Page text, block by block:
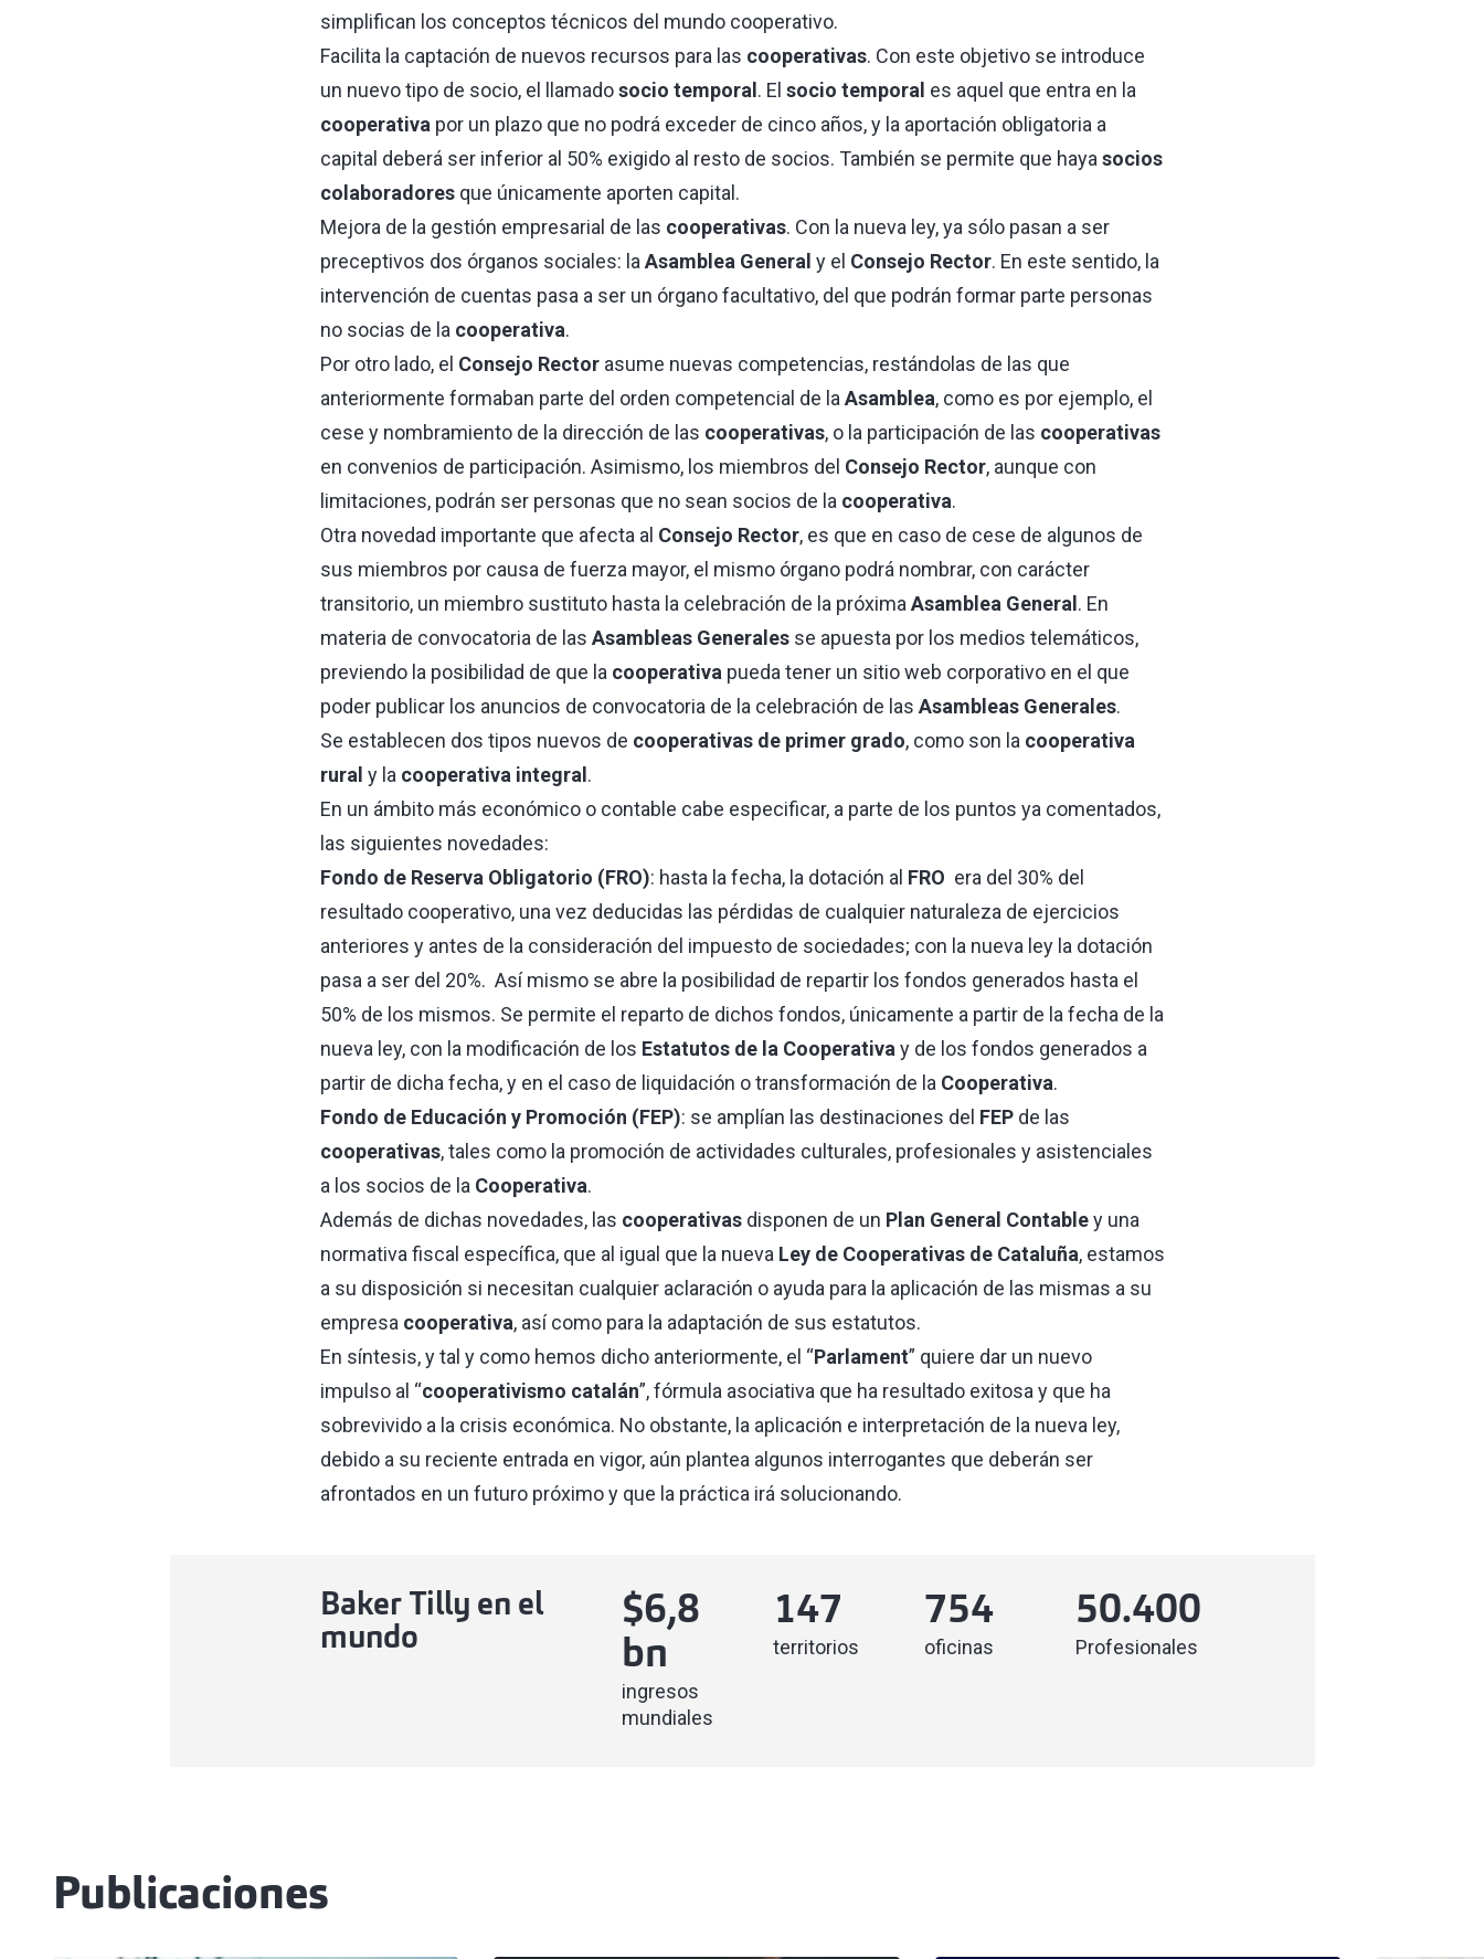
simplifican los conceptos técnicos del mundo cooperativo.
Facilita la captación de nuevos recursos para las cooperativas. Con este objetivo se introduce
un nuevo tipo de socio, el llamadosocio temporal . El socio temporal es aquel que entra en la
cooperativa por un plazo que no podrá exceder de cinco años, y la aportación obligatoria a
capital deberá ser inferior al 50% exigido al resto de socios. También se permite que haya socios
colaboradoresque únicamente aporten capital.
Mejora de la gestión empresarial de las cooperativas. Con la nueva ley, ya sólo pasan a ser
preceptivos dos órganos sociales: la Asamblea General y el Consejo Rector. En este sentido, la
intervención de cuentas pasa a ser un órgano facultativo, del que podrán formar parte personas
no socias de la cooperativa.
Por otro lado, el Consejo Rectorasume nuevas competencias, restándolas de las que
anteriormente formaban parte del orden competencial de la Asamblea, como es por ejemplo, el
cese y nombramiento de la dirección de las cooperativas, o la participación de las cooperativas
en convenios de participación. Asimismo, los miembros del Consejo Rector, aunque con
limitaciones, podrán ser personas que no sean socios de la cooperativa.
Otra novedad importante que afecta al Consejo Rector, es que en caso de cese de algunos de
sus miembros por causa de fuerza mayor, el mismo órgano podrá nombrar, con carácter
transitorio, un miembro sustituto hasta la celebración de la próxima Asamblea General . En
materia de convocatoria de las Asambleas Generalesse apuesta por los medios telemáticos,
previendo la posibilidad de que la cooperativa pueda tener un sitio web corporativo en el que
poder publicar los anuncios de convocatoria de la celebración de las Asambleas Generales.
Se establecen dos tipos nuevos de cooperativas de primer grado, como son la cooperativa
rural y la cooperativa integral .
En un ámbito más económico o contable cabe especificar, a parte de los puntos ya comentados,
las siguientes novedades:
Fondo de Reserva Obligatorio (FRO): hasta la fecha, la dotación al FRO era del 30% del
resultado cooperativo, una vez deducidas las pérdidas de cualquier naturaleza de ejercicios
anteriores y antes de la consideración del impuesto de sociedades; con la nueva ley la dotación
pasa a ser del 20%. Así mismo se abre la posibilidad de repartir los fondos generados hasta el
50% de los mismos. Se permite el reparto de dichos fondos, únicamente a partir de la fecha de la
nueva ley, con la modificación de los Estatutos de la Cooperativa y de los fondos generados a
partir de dicha fecha, y en el caso de liquidación o transformación de la Cooperativa.
Fondo de Educación y Promoción (FEP): se amplían las destinaciones del FEPde las
cooperativas, tales como la promoción de actividades culturales, profesionales y asistenciales
a los socios de la Cooperativa.
Además de dichas novedades, las cooperativasdisponen de un Plan General Contabley una
normativa fiscal específica, que al igual que la nueva Ley de Cooperativas de Cataluña, estamos
a su disposición si necesitan cualquier aclaración o ayuda para la aplicación de las mismas a su
empresa cooperativa, así como para la adaptación de sus estatutos.
En síntesis, y tal y como hemos dicho anteriormente, el “Parlament” quiere dar un nuevo
impulso al “cooperativismo catalán”, fórmula asociativa que ha resultado exitosa y que ha
sobrevivido a la crisis económica. No obstante, la aplicación e interpretación de la nueva ley,
debido a su reciente entrada en vigor, aún plantea algunos interrogantes que deberán ser
afrontados en un futuro próximo y que la práctica irá solucionando.
Baker Tilly en el
mundo
$6,8
bn
ingresos
mundiales
147
territorios
754
oficinas
50.400
Profesionales
Publicaciones